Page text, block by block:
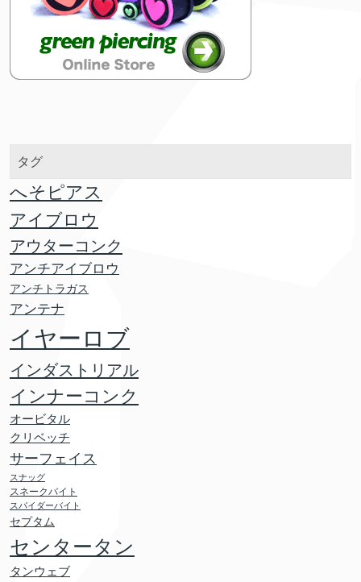
タグ
へそピアス
アイブロウ
アウターコンク
アンチアイブロウ
アンチトラガス
アンテナ
イヤーロブ
インダストリアル
インナーコンク
オービタル
クリベッチ
サーフェイス
スナッグ
スネークバイト
スパイダーバイト
セプタム
センタータン
タンウェブ